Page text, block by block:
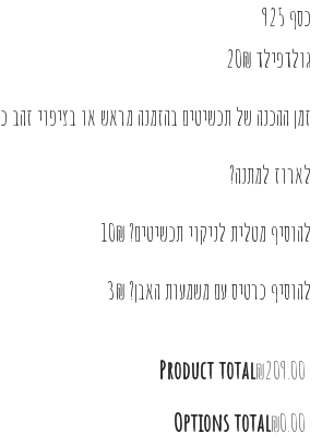
כסף 925
גולדפילד 20₪
זמן ההכנה של תכשיטים בהזמנה מראש או בציפוי זהב כ18 ימי עסקים
לארוז למתנה?
להוסיף מטלית לניקוי תכשיטים? 10₪
להוסיף כרטיס עם משמעות האבן? 3₪
Product total₪209.00
Options total₪0.00